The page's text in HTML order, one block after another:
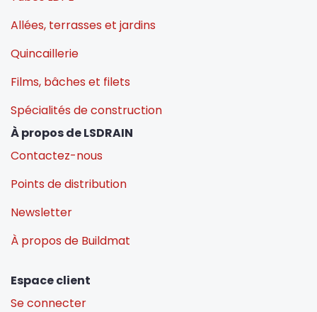
Allées, terrasses et jardins
Quincaillerie
Films, bâches et filets
Spécialités de construction
À propos de LSDRAIN
Contactez-nous
Points de distribution
Newsletter
À propos de Buildmat
Espace client
Se connecter